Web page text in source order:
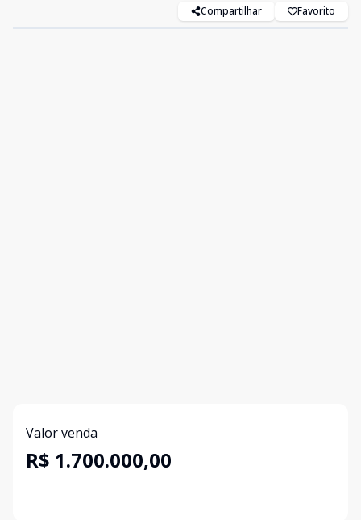
Compartilhar Favorito
Valor venda
R$ 1.700.000,00